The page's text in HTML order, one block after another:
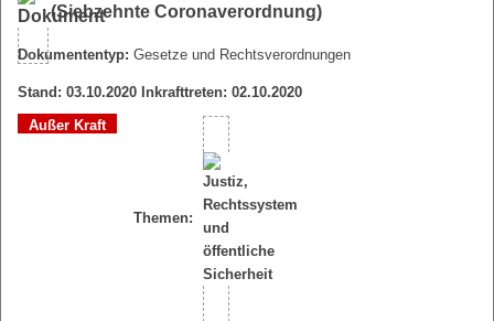
(Siebzehnte Coronaverordnung)
Dokumententyp: Gesetze und Rechtsverordnungen
Stand: 03.10.2020 Inkrafttreten: 02.10.2020
Außer Kraft
Themen: